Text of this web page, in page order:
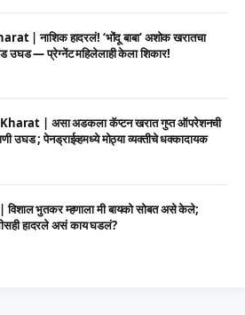
| नाशिक हादरलं! ‘भोंदू बाबा’ अशोक खरातचा
उघड — प्रेग्नेंट महिलेलाही केला शिकार!
| असा अडकला कॅप्टन खरात गुप्त ऑपरेशनची
उघड ; पेनड्राईव्हमध्ये मोठ्या व्यक्तीचे धक्कादायक
भुतकर म्हणाला मी बायको सोबत असे केले;
हादरले असं काय घडलं?